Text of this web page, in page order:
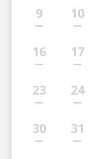
9 10
16 17
23 24
30 31